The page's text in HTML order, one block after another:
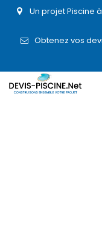
Un projet Piscine
Obtenez vos